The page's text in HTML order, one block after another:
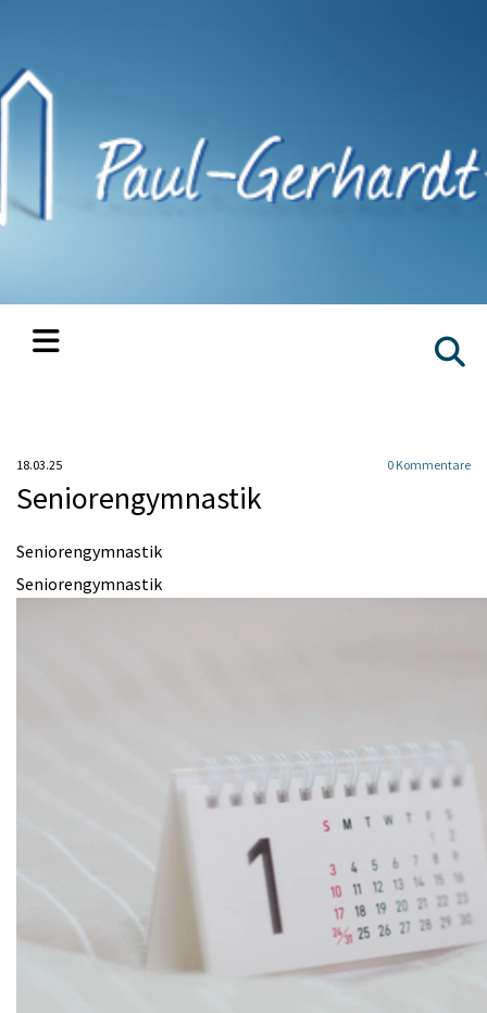
18.03.25 0 Kommentare
Seniorengymnastik
Seniorengymnastik
Seniorengymnastik